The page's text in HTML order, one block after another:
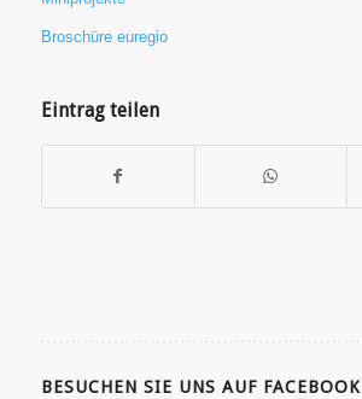
Broschüre euregio
Eintrag teilen
BESUCHEN SIE UNS AUF FACEBOOK